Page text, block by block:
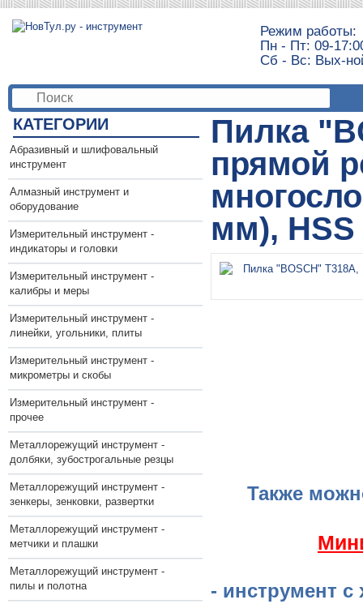
Режим работы:
Пн - Пт: 09-
Сб - Вс: Вых-
КАТЕГОРИИ
Абразивный и шлифовальный
инструмент
Алмазный инструмент и
оборудование
Измерительный инструмент -
индикаторы и головки
Измерительный инструмент -
калибры и меры
Измерительный инструмент -
линейки, угольники, плиты
Измерительный инструмент -
микрометры и скобы
Измерительный инструмент -
прочее
Металлорежущий инструмент -
долбяки, зубострогальные резцы
Металлорежущий инструмент -
зенкеры, зенковки, развертки
Металлорежущий инструмент -
метчики и плашки
Металлорежущий инструмент -
пилы и полотна
Пилка
прямой
мм), HSS
Также
- инструмент